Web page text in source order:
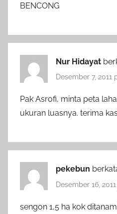
BENCONG
Nur Hidayat
Desember 7, 2011
Pak Asrofi, minta peta
ukuran luasnya. terima
pekebun
Desember 16,
sengon 1,5 ha kok